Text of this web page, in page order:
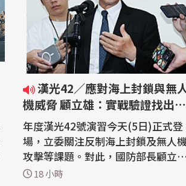
漢光42／應對海上封鎖與無人
機威脅 顧立雄：實戰驗證找出問
題
年度漢光42號演習今天(5日)正式登
場，立委關注反制海上封鎖及無人
攻擊等課題。對此，國防部長顧立雄
在立法院說明，海上反封鎖科目的用
18 小時